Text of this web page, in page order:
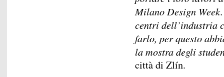
Milano Design
centri dell’industria
farlo, per questo
la mostra degli
città di Zlín.